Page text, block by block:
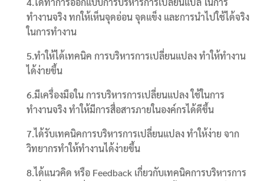
ทำงานจริง ทกให้เห็นจุดอ่อน จุดแข็ง และการนำไปใช้ได้จริง
ในการทำงาน
5.ทำให้ได้เทคนิค การบริหารการเปลี่ยนแปลง ทำให้ทำงาน
ได้ง่ายขึ้น
6.มีเครื่องมือใน การบริหารการเปลี่ยนแปลง ใช้ในการ
ทำงานจริง ทำให้มีการสื่อสารภายในองค์กรได้ดีขึ้น
7.ได้รับเทคนิคการบริหารการเปลี่ยนแปลง ทำให้ง่าย จาก
วิทยากรทำให้ทำงานได้ง่ายขึ้น
8.ได้แนวคิด หรือ Feedback เกี่ยวกับเทคนิคการบริหารการ